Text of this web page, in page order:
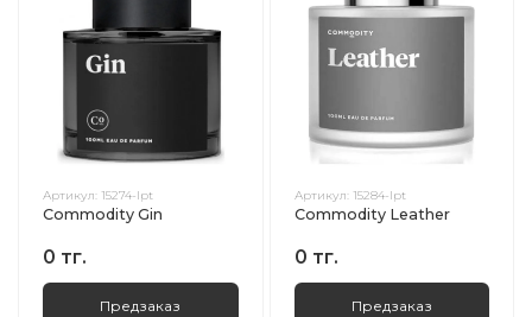
Артикул: 15274-lpt
Commodity Gin
0 тг.
Предзаказ
Артикул: 15284-lpt
Commodity Leather
0 тг.
Предзаказ